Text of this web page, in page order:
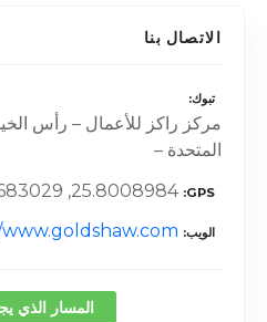
الاتصال بنا
تبوك
مركز راكز للأعمال – رأس
المتحدة –
GPS
25.8008984, 55.9683029
الويب
المسار الذي